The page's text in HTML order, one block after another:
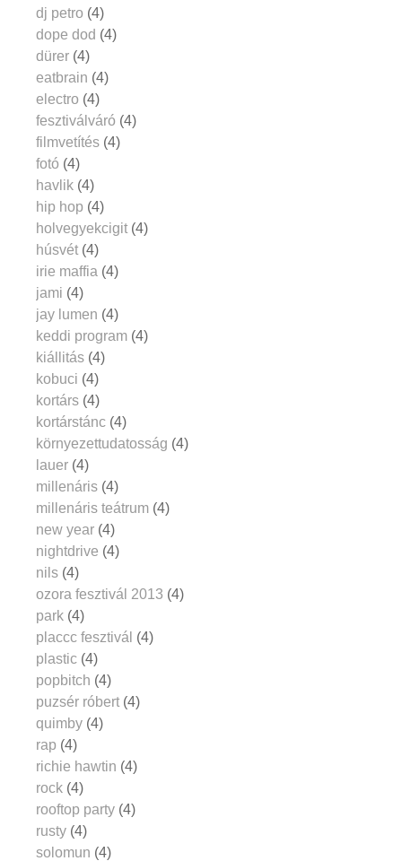
dj petro (4)
dope dod (4)
dürer (4)
eatbrain (4)
electro (4)
fesztiválváró (4)
filmvetítés (4)
fotó (4)
havlik (4)
hip hop (4)
holvegyekcigit (4)
húsvét (4)
irie maffia (4)
jami (4)
jay lumen (4)
keddi program (4)
kiállitás (4)
kobuci (4)
kortárs (4)
kortárstánc (4)
környezettudatosság (4)
lauer (4)
millenáris (4)
millenáris teátrum (4)
new year (4)
nightdrive (4)
nils (4)
ozora fesztivál 2013 (4)
park (4)
placcc fesztivál (4)
plastic (4)
popbitch (4)
puzsér róbert (4)
quimby (4)
rap (4)
richie hawtin (4)
rock (4)
rooftop party (4)
rusty (4)
solomun (4)